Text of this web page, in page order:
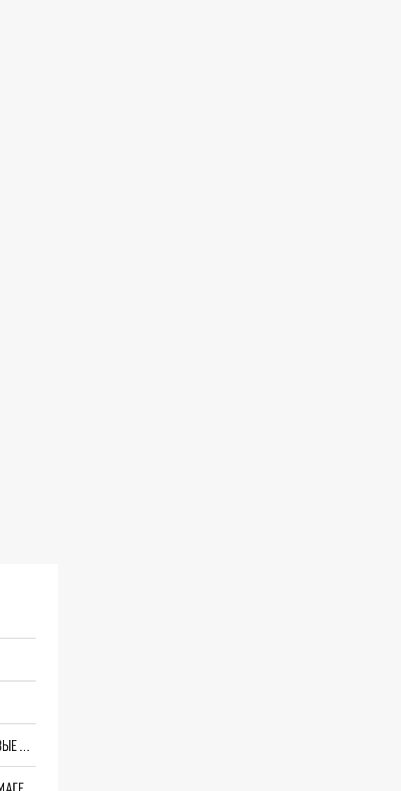
"ОЧЕНЬ ПЛОХИЕ НОВОСТИ": БОЛЬШАЯ ОШИБКА PALANTIR В РОССИИ. СТРАНЫ НАТО ВПЕРВЫЕ ЗА СВО ОСТАНОВИЛИ ПОСТАВКИ ОРУЖИЯ. ВСУ ТЕРЯЮТ ПРИГРАНИЧЬЕ?